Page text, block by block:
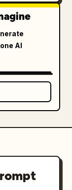
AI